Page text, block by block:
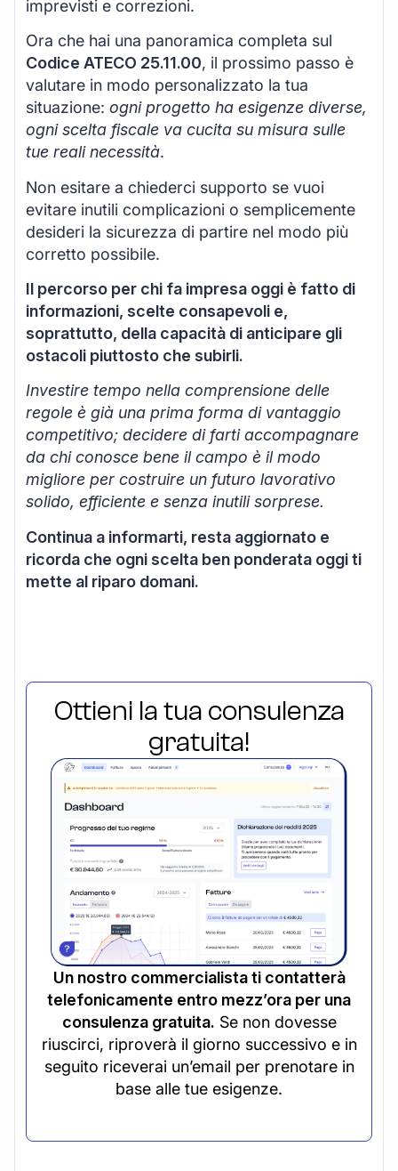
imprevisti e correzioni.
Ora che hai una panoramica completa sul
Codice ATECO 25.11.00, il prossimo passo è
valutare in modo personalizzato la tua
situazione: ogni progetto ha esigenze diverse,
ogni scelta fiscale va cucita su misura sulle
tue reali necessità.
Non esitare a chiederci supporto se vuoi
evitare inutili complicazioni o semplicemente
desideri la sicurezza di partire nel modo più
corretto possibile.
Il percorso per chi fa impresa oggi è fatto di
informazioni, scelte consapevoli e,
soprattutto, della capacità di anticipare gli
ostacoli piuttosto che subirli.
Investire tempo nella comprensione delle
regole è già una prima forma di vantaggio
competitivo; decidere di farti accompagnare
da chi conosce bene il campo è il modo
migliore per costruire un futuro lavorativo
solido, efficiente e senza inutili sorprese.
Continua a informarti, resta aggiornato e
ricorda che ogni scelta ben ponderata oggi ti
mette al riparo domani.
Ottieni la tua consulenza
gratuita!
Un nostro commercialista ti contatterà
telefonicamente entro mezz’ora per una
consulenza gratuita. Se non dovesse
riuscirci, riproverà il giorno successivo e in
seguito riceverai un’email per prenotare in
base alle tue esigenze.